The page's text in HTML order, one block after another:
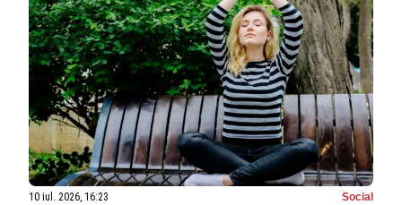
10 iul. 2026, 16:23 Social